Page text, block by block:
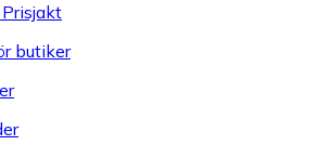
butiker